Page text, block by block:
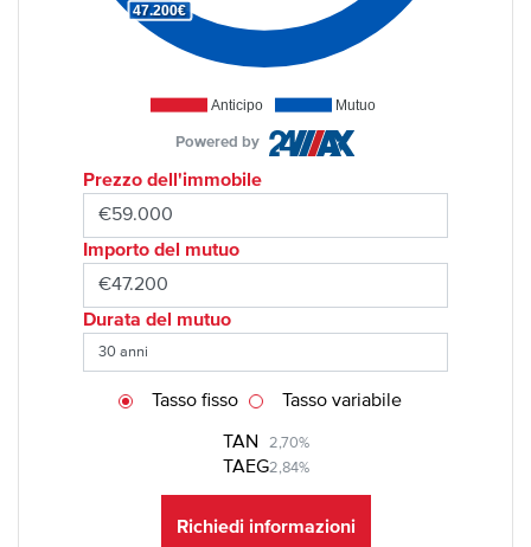
Anticipo Mutuo
47.200€
Powered by
Prezzo dell'immobile
Importo del mutuo
Durata del mutuo
TAN 2,70%
TAEG2,84%
Tasso fisso Tasso variabile
Richiedi informazioni